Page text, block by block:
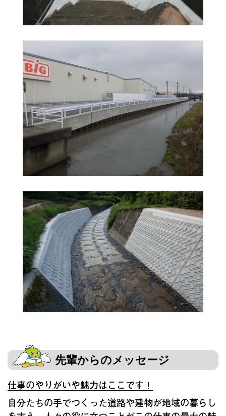
先輩からのメッセージ
仕事のやりがいや魅力はここです！
自分たちの手でつくった道路や建物が地域の暮らし